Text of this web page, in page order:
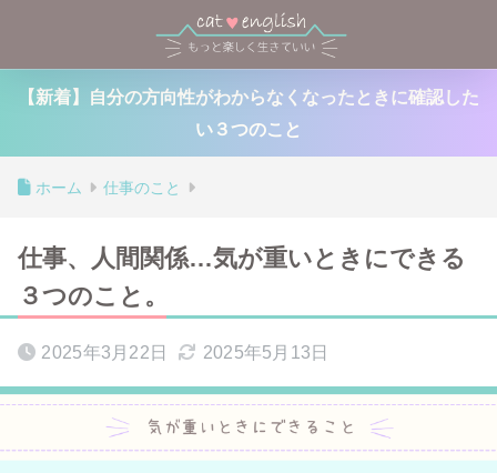
【新着】自分の方向性がわからなくなったときに確認した
い３つのこと
ホーム 仕事のこと
仕事、人間関係…気が重いときにできる
３つのこと。
2025年3月22日 2025年5月13日